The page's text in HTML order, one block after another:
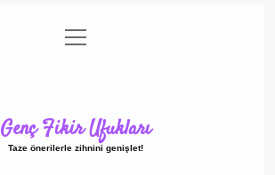
Gizlilik Politikası
menüyü
aç
Genç Fikir Ufukları
Taze önerilerle zihnini genişlet!